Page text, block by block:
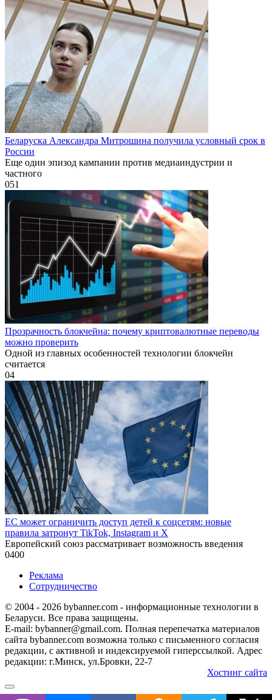
Беларуска Александра Митрошина получила условный срок в
России
Еще один эпизод кампании против медиаиндустрии и
частного
051
Прозрачность блокчейна: почему криптовалютные переводы
можно проверить
Одной из главных особенностей технологии блокчейн
считается
04
ЕС может ограничить доступ детей к соцсетям: новые
правила затронут TikTok, Instagram и X
Европейский союз рассматривает возможность введения
0400
Реклама
Сотрудничество
© 2004 - 2026 bybanner.com - информационные технологии в
Беларуси. Все права защищены.
E-mail: bybanner@gmail.com. Полная перепечатка материалов
сайта bybanner.com возможна только с письменного согласия
редакции, с активной и индексируемой гиперссылкой. Адрес
редакции: г.Минск, ул.Бровки, 22-7
Хостинг сайта